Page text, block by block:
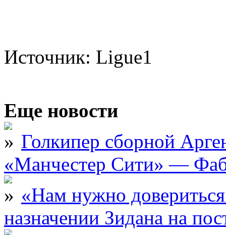
Источник: Ligue1
Еще новости
Голкипер сборной
«Манчестер Сити» —
«Нам нужно
назначении Зидана на